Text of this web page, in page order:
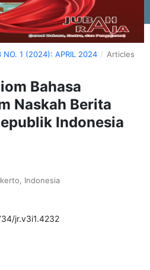
NO. 1 (2024): APRIL 2024 / Articles
Bahasa
Naskah Berita
Indonesia
Indonesia
jr.v3i1.4232